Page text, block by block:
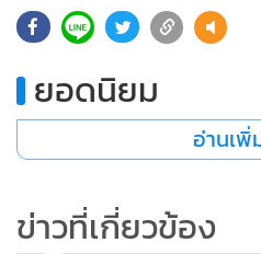
คิด แต่ยืนยันว่า ตำรวจนครบาล
มุ่งมั่น ตั้งใจและยึดหลักอ่อนโยน
เหตุการณ์การใช้อารมณ์ไปบ้าง ก็
ด้าน พ.ต.อ.จิณวัตร กล่าวว่า ด่านดั
เจ้าหน้าที่คนที่ 1 2 3 ส่วนคนที่ 4
มาเร็ว จึงชนเข้ากับมือของเจ้าหน้า
ยอดนิยม
อ่านเพิ่
ข่าวที่เกี่ยวข้อง